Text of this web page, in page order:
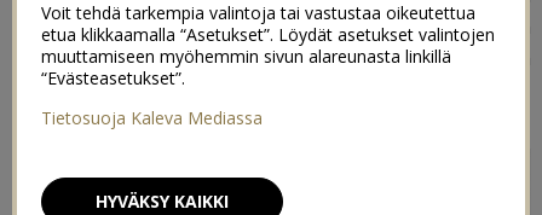
kaavan mukaan. Kun tekee ison satsin kerralla, niin
riittää hyvin ja ei tarvitse miettiä lounaita sitten pariin
päivään.
Voit tehdä tarkempia valintoja tai vastustaa oikeutettua
etua klikkaamalla “Asetukset”. Löydät asetukset valintojen
muuttamiseen myöhemmin sivun alareunasta linkillä
“Evästeasetukset”.
Tietosuoja Kaleva Mediassa
HYVÄKSY KAIKKI